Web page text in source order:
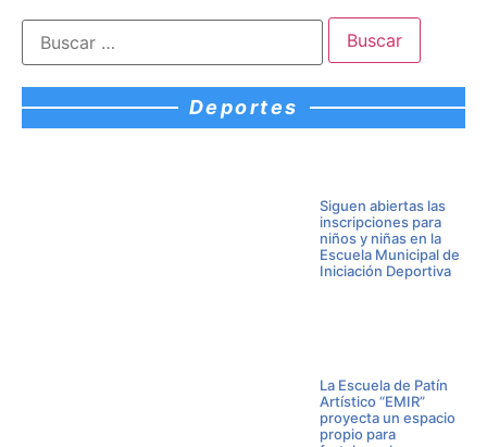
Deportes
Siguen abiertas las
inscripciones para
niños y niñas en la
Escuela Municipal de
Iniciación Deportiva
La Escuela de Patín
Artístico “EMIR”
proyecta un espacio
propio para